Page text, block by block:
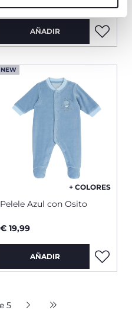
AÑADIR
NEW
+ COLORES
Pelele Azul con Osito
€ 19,99
AÑADIR
5